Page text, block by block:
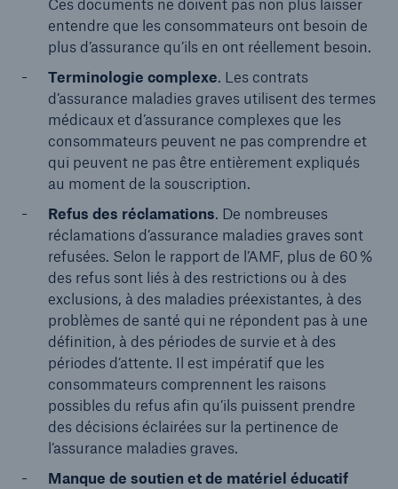
Ces documents ne doivent pas non plus laisser
entendre que les consommateurs ont besoin de
plus d’assurance qu’ils en ont réellement besoin.
Terminologie complexe. Les contrats
d’assurance maladies graves utilisent des termes
médicaux et d’assurance complexes que les
consommateurs peuvent ne pas comprendre et
qui peuvent ne pas être entièrement expliqués
au moment de la souscription.
Refus des réclamations. De nombreuses
réclamations d’assurance maladies graves sont
refusées. Selon le rapport de l’AMF, plus de 60 %
des refus sont liés à des restrictions ou à des
exclusions, à des maladies préexistantes, à des
problèmes de santé qui ne répondent pas à une
définition, à des périodes de survie et à des
périodes d’attente. Il est impératif que les
consommateurs comprennent les raisons
possibles du refus afin qu’ils puissent prendre
des décisions éclairées sur la pertinence de
l’assurance maladies graves.
Manque de soutien et de matériel éducatif